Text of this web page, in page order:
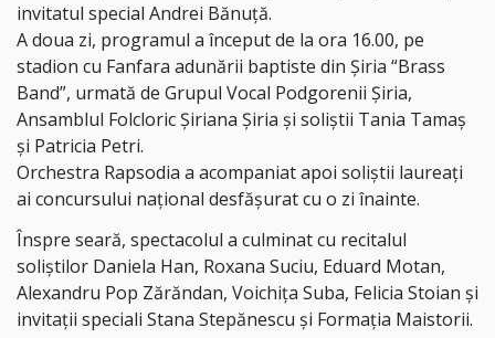
invitatul special Andrei Bănuță.
A doua zi, programul a început de la ora 16.00, pe
stadion cu Fanfara adunării baptiste din Șiria “Brass
Band”, urmată de Grupul Vocal Podgorenii Șiria,
Ansamblul Folcloric Șiriana Șiria și soliștii Tania Tamaș
și Patricia Petri.
Orchestra Rapsodia a acompaniat apoi soliștii laureați
ai concursului național desfășurat cu o zi înainte.
Înspre seară, spectacolul a culminat cu recitalul
soliștilor Daniela Han, Roxana Suciu, Eduard Motan,
Alexandru Pop Zărăndan, Voichița Suba, Felicia Stoian și
invitații speciali Stana Stepănescu și Formația Maistorii.